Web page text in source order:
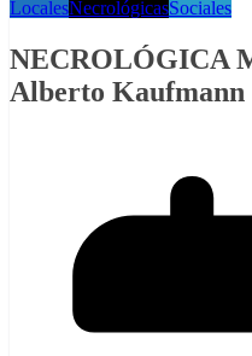
LocalesNecrológicasSociales
NECROLÓGICA
Alberto Kaufmann